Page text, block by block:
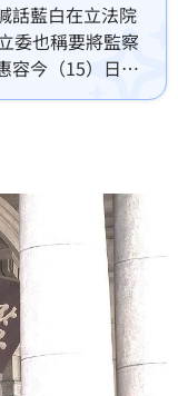
話藍白在立法院
委也稱要將監察
容今（15）日針
也在記者會中反
查局這樣的案